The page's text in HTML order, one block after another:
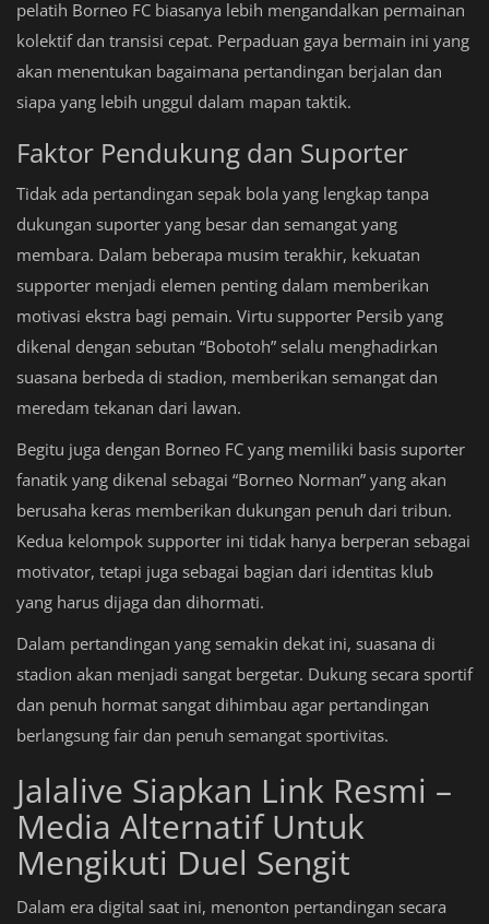
pelatih Borneo FC biasanya lebih mengandalkan permainan
kolektif dan transisi cepat. Perpaduan gaya bermain ini yang
akan menentukan bagaimana pertandingan berjalan dan
siapa yang lebih unggul dalam mapan taktik.
Faktor Pendukung dan Suporter
Tidak ada pertandingan sepak bola yang lengkap tanpa
dukungan suporter yang besar dan semangat yang
membara. Dalam beberapa musim terakhir, kekuatan
supporter menjadi elemen penting dalam memberikan
motivasi ekstra bagi pemain. Virtu supporter Persib yang
dikenal dengan sebutan “Bobotoh” selalu menghadirkan
suasana berbeda di stadion, memberikan semangat dan
meredam tekanan dari lawan.
Begitu juga dengan Borneo FC yang memiliki basis suporter
fanatik yang dikenal sebagai “Borneo Norman” yang akan
berusaha keras memberikan dukungan penuh dari tribun.
Kedua kelompok supporter ini tidak hanya berperan sebagai
motivator, tetapi juga sebagai bagian dari identitas klub
yang harus dijaga dan dihormati.
Dalam pertandingan yang semakin dekat ini, suasana di
stadion akan menjadi sangat bergetar. Dukung secara sportif
dan penuh hormat sangat dihimbau agar pertandingan
berlangsung fair dan penuh semangat sportivitas.
Jalalive Siapkan Link Resmi –
Media Alternatif Untuk
Mengikuti Duel Sengit
Dalam era digital saat ini, menonton pertandingan secara